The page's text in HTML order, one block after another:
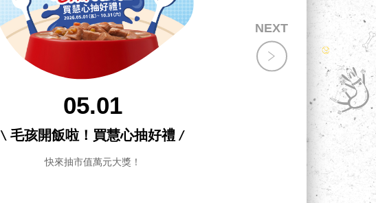
05.01
\ 毛孩開飯啦！買慧心抽好禮 /
快來抽市值萬元大獎！